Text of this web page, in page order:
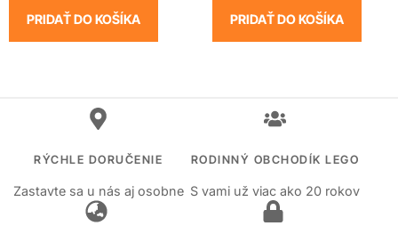
PRIDAŤ DO KOŠÍKA PRIDAŤ DO KOŠÍKA
RÝCHLE DORUČENIE
Zastavte sa u nás aj osobne
RODINNÝ OBCHODÍK LEGO
S vami už viac ako 20 rokov